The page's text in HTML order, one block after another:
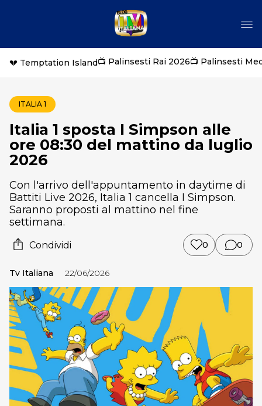
💔 Temptation Island📺 Palinsesti Rai 2026📺 Palinsesti
ITALIA 1
Italia 1 sposta I Simpson alle
ore 08:30 del mattino da luglio
2026
Con l'arrivo dell'appuntamento in daytime di
Battiti Live 2026, Italia 1 cancella I Simpson.
Saranno proposti al mattino nel fine
settimana.
Condividi 0 0
Tv Italiana 22/06/2026